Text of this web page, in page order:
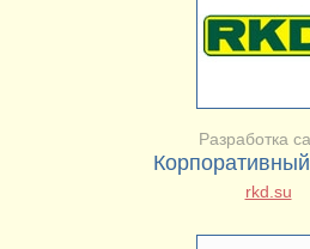
Разработка
rkd.su